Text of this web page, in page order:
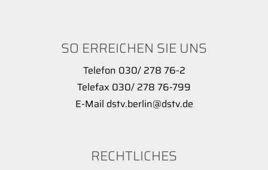
SO ERREICHEN SIE UNS
Telefon 030/ 278 76-2
Telefax 030/ 278 76-799
E-Mail dstv.berlin@dstv.de
RECHTLICHES